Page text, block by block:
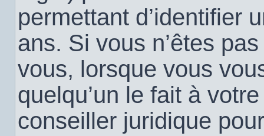
permettant d’identifier
ans. Si vous n’êtes
vous, lorsque vous
quelqu’un le fait à
conseiller juridique